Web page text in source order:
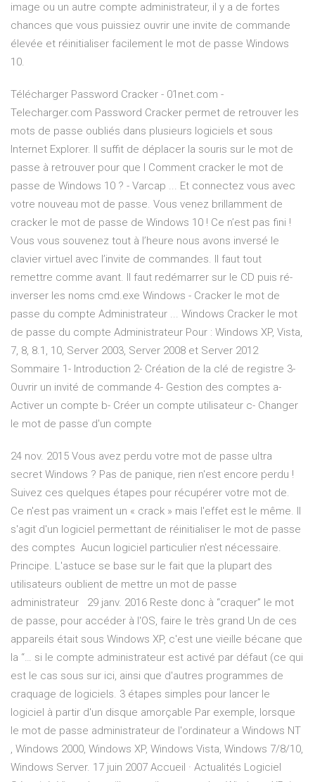
image ou un autre compte administrateur, il y a de fortes
chances que vous puissiez ouvrir une invite de commande
élevée et réinitialiser facilement le mot de passe Windows
10.
Télécharger Password Cracker - 01net.com -
Telecharger.com Password Cracker permet de retrouver les
mots de passe oubliés dans plusieurs logiciels et sous
Internet Explorer. Il suffit de déplacer la souris sur le mot de
passe à retrouver pour que l Comment cracker le mot de
passe de Windows 10 ? - Varcap ... Et connectez vous avec
votre nouveau mot de passe. Vous venez brillamment de
cracker le mot de passe de Windows 10 ! Ce n’est pas fini !
Vous vous souvenez tout à l’heure nous avons inversé le
clavier virtuel avec l’invite de commandes. Il faut tout
remettre comme avant. Il faut redémarrer sur le CD puis ré-
inverser les noms cmd.exe Windows - Cracker le mot de
passe du compte Administrateur ... Windows Cracker le mot
de passe du compte Administrateur Pour : Windows XP, Vista,
7, 8, 8.1, 10, Server 2003, Server 2008 et Server 2012
Sommaire 1- Introduction 2- Création de la clé de registre 3-
Ouvrir un invité de commande 4- Gestion des comptes a-
Activer un compte b- Créer un compte utilisateur c- Changer
le mot de passe d'un compte
24 nov. 2015 Vous avez perdu votre mot de passe ultra
secret Windows ? Pas de panique, rien n'est encore perdu !
Suivez ces quelques étapes pour récupérer votre mot de.
Ce n'est pas vraiment un « crack » mais l'effet est le même. Il
s'agit d'un logiciel permettant de réinitialiser le mot de passe
des comptes Aucun logiciel particulier n'est nécessaire.
Principe. L'astuce se base sur le fait que la plupart des
utilisateurs oublient de mettre un mot de passe
administrateur 29 janv. 2016 Reste donc à “craquer” le mot
de passe, pour accéder à l'OS, faire le très grand Un de ces
appareils était sous Windows XP, c'est une vieille bécane que
la “… si le compte administrateur est activé par défaut (ce qui
est le cas sous sur ici, ainsi que d'autres programmes de
craquage de logiciels. 3 étapes simples pour lancer le
logiciel à partir d'un disque amorçable Par exemple, lorsque
le mot de passe administrateur de l'ordinateur a Windows NT
, Windows 2000, Windows XP, Windows Vista, Windows 7/8/10,
Windows Server. 17 juin 2007 Accueil · Actualités Logiciel